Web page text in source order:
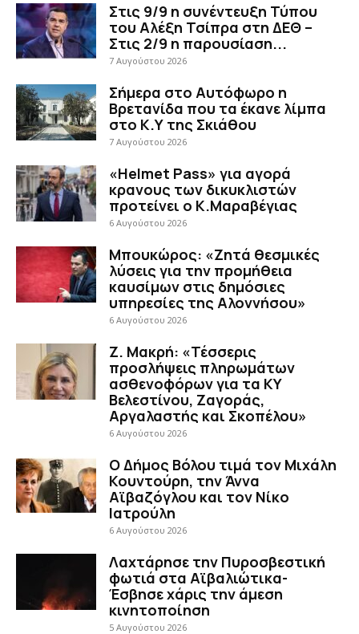
Στις 9/9 η συνέντευξη Τύπου
του Αλέξη Τσίπρα στη ΔΕΘ –
Στις 2/9 η παρουσίαση...
7 Αυγούστου 2026
Σήμερα στο Αυτόφωρο η
Βρετανίδα που τα έκανε λίμπα
στο Κ.Υ της Σκιάθου
7 Αυγούστου 2026
«Helmet Pass» για αγορά
κρανους των δικυκλιστών
προτείνει ο Κ.Μαραβέγιας
6 Αυγούστου 2026
Μπουκώρος: «Ζητά θεσμικές
λύσεις για την προμήθεια
καυσίμων στις δημόσιες
υπηρεσίες της Αλοννήσου»
6 Αυγούστου 2026
Ζ. Μακρή: «Τέσσερις
προσλήψεις πληρωμάτων
ασθενοφόρων για τα ΚΥ
Βελεστίνου, Ζαγοράς,
Αργαλαστής και Σκοπέλου»
6 Αυγούστου 2026
Ο Δήμος Βόλου τιμά τον Μιχάλη
Κουντούρη, την Άννα
Αϊβαζόγλου και τον Νίκο
Ιατρούλη
6 Αυγούστου 2026
Λαχτάρησε την Πυροσβεστική
φωτιά στα Αϊβαλιώτικα-
Έσβησε χάρις την άμεση
κινητοποίηση
5 Αυγούστου 2026